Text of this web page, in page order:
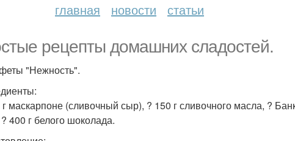
главная новости статьи
рецепты домашних сладостей.
"Нежность".
г маскарпоне (сливочный сыр), ? 150 г сливочного масла, ?
400 г белого шоколада.